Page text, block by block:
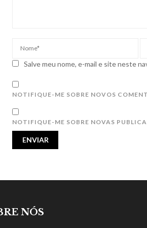
Salve meu nome, e-mail e site neste
NOTIFIQUE-ME SOBRE NOVOS
NOTIFIQUE-ME SOBRE NOVAS
NÓS